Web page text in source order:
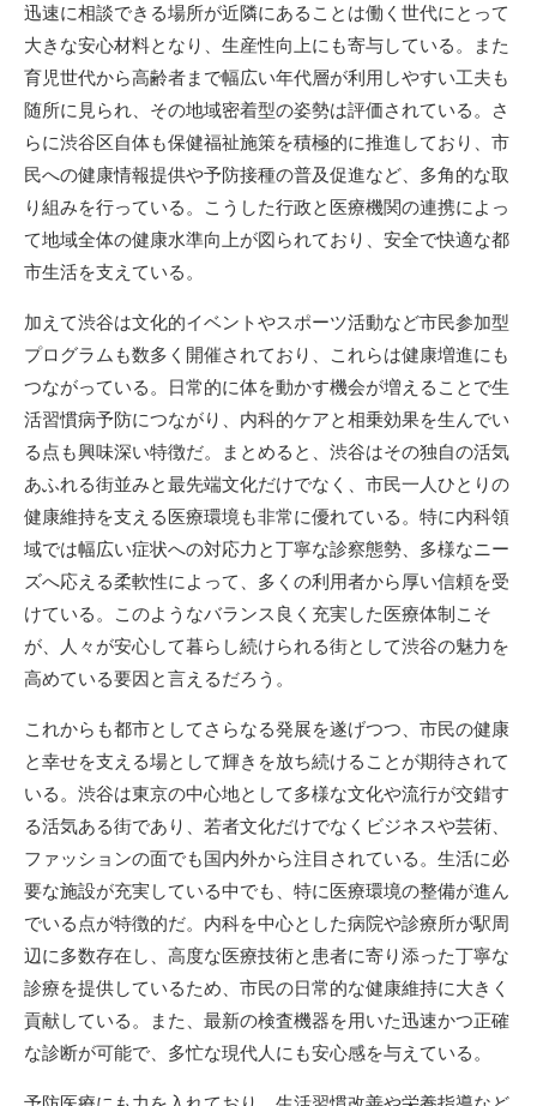
迅速に相談できる場所が近隣にあることは働く世代にとって
大きな安心材料となり、生産性向上にも寄与している。また
育児世代から高齢者まで幅広い年代層が利用しやすい工夫も
随所に見られ、その地域密着型の姿勢は評価されている。さ
らに渋谷区自体も保健福祉施策を積極的に推進しており、市
民への健康情報提供や予防接種の普及促進など、多角的な取
り組みを行っている。こうした行政と医療機関の連携によっ
て地域全体の健康水準向上が図られており、安全で快適な都
市生活を支えている。
加えて渋谷は文化的イベントやスポーツ活動など市民参加型
プログラムも数多く開催されており、これらは健康増進にも
つながっている。日常的に体を動かす機会が増えることで生
活習慣病予防につながり、内科的ケアと相乗効果を生んでい
る点も興味深い特徴だ。まとめると、渋谷はその独自の活気
あふれる街並みと最先端文化だけでなく、市民一人ひとりの
健康維持を支える医療環境も非常に優れている。特に内科領
域では幅広い症状への対応力と丁寧な診察態勢、多様なニー
ズへ応える柔軟性によって、多くの利用者から厚い信頼を受
けている。このようなバランス良く充実した医療体制こそ
が、人々が安心して暮らし続けられる街として渋谷の魅力を
高めている要因と言えるだろう。
これからも都市としてさらなる発展を遂げつつ、市民の健康
と幸せを支える場として輝きを放ち続けることが期待されて
いる。渋谷は東京の中心地として多様な文化や流行が交錯す
る活気ある街であり、若者文化だけでなくビジネスや芸術、
ファッションの面でも国内外から注目されている。生活に必
要な施設が充実している中でも、特に医療環境の整備が進ん
でいる点が特徴的だ。内科を中心とした病院や診療所が駅周
辺に多数存在し、高度な医療技術と患者に寄り添った丁寧な
診療を提供しているため、市民の日常的な健康維持に大きく
貢献している。また、最新の検査機器を用いた迅速かつ正確
な診断が可能で、多忙な現代人にも安心感を与えている。